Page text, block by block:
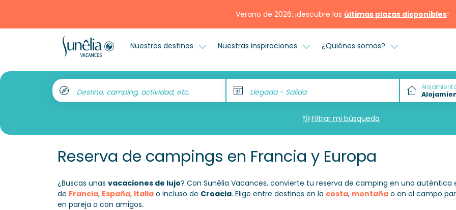
Verano de 2026: ¡descubre las últimas plazas disponibles!
Nuestros destinos Nuestras inspiraciones ¿Quiénes somos?
Destino, camping, actividad, etc. Llegada - Salida
Filtrar mi búsqueda
Reserva de campings en Francia y Europa
¿Buscas unas vacaciones de lujo? Con Sunêlia Vacances, convierte tu reserva de camping en una auténtica
de Francia, España, Italiao incluso de Croacia. Elige entre destinos en la costa, montañao en el campo
en pareja o con amigos.